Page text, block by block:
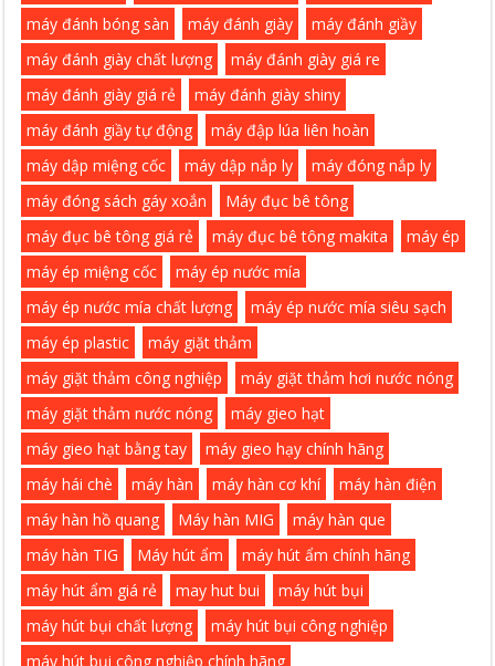
máy đánh bóng sàn
máy đánh giày
máy đánh giầy
máy đánh giày chất lượng
máy đánh giày giá re
máy đánh giày giá rẻ
máy đánh giày shiny
máy đánh giầy tự động
máy đập lúa liên hoàn
máy dập miệng cốc
máy dập nắp ly
máy đóng nắp ly
máy đóng sách gáy xoắn
Máy đục bê tông
máy đục bê tông giá rẻ
máy đục bê tông makita
máy ép
máy ép miệng cốc
máy ép nước mía
máy ép nước mía chất lượng
máy ép nước mía siêu sạch
máy ép plastic
máy giặt thảm
máy giặt thảm công nghiệp
máy giặt thảm hơi nước nóng
máy giặt thảm nước nóng
máy gieo hạt
máy gieo hạt bằng tay
máy gieo hạy chính hãng
máy hái chè
máy hàn máy hàn cơ khí
máy hàn điện
máy hàn hồ quang
Máy hàn MIG
máy hàn que
máy hàn TIG
Máy hút ẩm
máy hút ẩm chính hãng
máy hút ẩm giá rẻ
may hut bui
máy hút bụi
máy hút bụi chất lượng
máy hút bụi công nghiệp
máy hút bụi công nghiệp chính hãng